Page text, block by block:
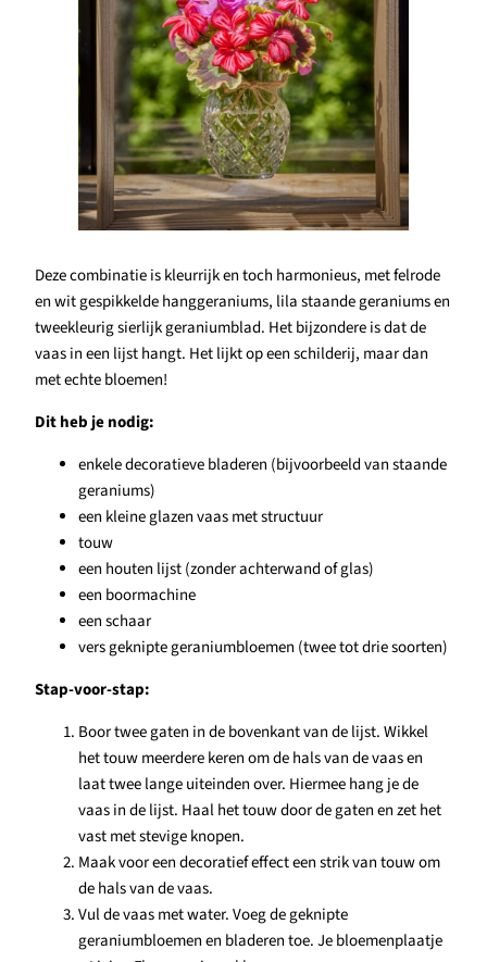
Deze combinatie is kleurrijk en toch harmonieus, met felrode
en wit gespikkelde hanggeraniums, lila staande geraniums en
tweekleurig sierlijk geraniumblad. Het bijzondere is dat de
vaas in een lijst hangt. Het lijkt op een schilderij, maar dan
met echte bloemen!
Dit heb je nodig:
enkele decoratieve bladeren (bijvoorbeeld van staande
geraniums)
een kleine glazen vaas met structuur
touw
een houten lijst (zonder achterwand of glas)
een boormachine
een schaar
vers geknipte geraniumbloemen (twee tot drie soorten)
Stap-voor-stap:
Boor twee gaten in de bovenkant van de lijst. Wikkel
het touw meerdere keren om de hals van de vaas en
laat twee lange uiteinden over. Hiermee hang je de
vaas in de lijst. Haal het touw door de gaten en zet het
vast met stevige knopen.
Maak voor een decoratief effect een strik van touw om
de hals van de vaas.
Vul de vaas met water. Voeg de geknipte
geraniumbloemen en bladeren toe. Je bloemenplaatje